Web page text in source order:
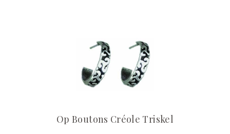
Op Boutons Créole Triskel